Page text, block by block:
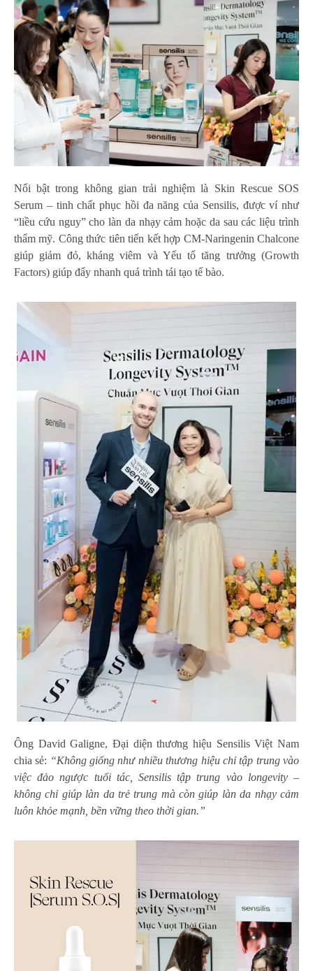
Nổi bật trong không gian trải nghiệm là Skin Rescue SOS
Serum – tinh chất phục hồi đa năng của Sensilis, được ví như
“liều cứu nguy” cho làn da nhạy cảm hoặc da sau các liệu trình
thẩm mỹ. Công thức tiên tiến kết hợp CM-Naringenin Chalcone
giúp giảm đỏ, kháng viêm và Yếu tố tăng trưởng (Growth
Factors) giúp đẩy nhanh quá trình tái tạo tế bào.
Ông David Galigne, Đại diện thương hiệu Sensilis Việt Nam
chia sẻ: “Không giống như nhiều thương hiệu chỉ tập trung vào
việc đảo ngược tuổi tác, Sensilis tập trung vào longevity –
không chỉ giúp làn da trẻ trung mà còn giúp làn da nhạy cảm
luôn khỏe mạnh, bền vững theo thời gian.”